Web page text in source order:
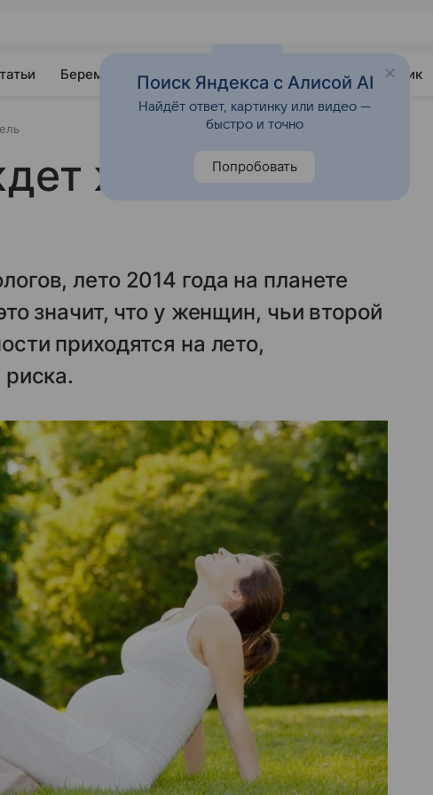
Беременность Развитие Почемучка Учебник
жаркое и
лето 2014 года на планете
значит, что у женщин, чьи второй
приходятся на лето,
Поиск Яндекса с Алисой AI
Найдёт ответ, картинку или видео —
быстро и точно
Попробовать